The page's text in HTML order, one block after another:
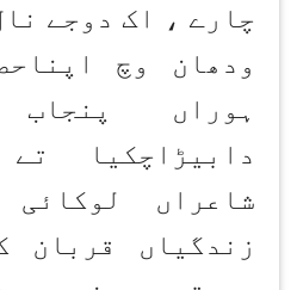
چارے ، اک دوجے
ودھان وچ
ہوراں
دابیڑاچکیا
شاعراں
زندگیاں قربان